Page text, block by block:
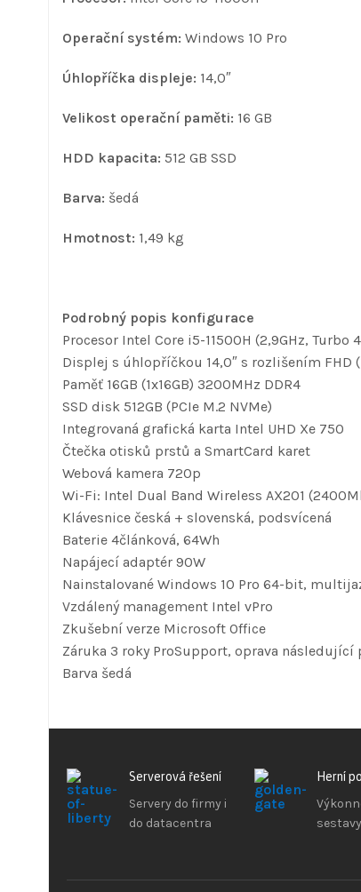
Operační systém: Windows 10 Pro
Úhlopříčka displeje: 14,0″
Velikost operační paměti: 16 GB
HDD kapacita: 512 GB SSD
Barva: šedá
Hmotnost: 1,49 kg
Podrobný popis konfigurace
Procesor Intel Core i5-11500H (2,9GHz, Turbo
Displej s úhlopříčkou 14,0″ s rozlišením FHD
Paměť 16GB (1x16GB) 3200MHz DDR4
SSD disk 512GB (PCIe M.2 NVMe)
Integrovaná grafická karta Intel UHD Xe 750
Čtečka otisků prstů a SmartCard karet
Webová kamera 720p
Wi-Fi: Intel Dual Band Wireless AX201
Klávesnice česká + slovenská, podsvícená
Baterie 4článková, 64Wh
Napájecí adaptér 90W
Nainstalované Windows 10 Pro 64-bit,
Vzdálený management Intel vPro
Zkušební verze Microsoft Office
Záruka 3 roky ProSupport, oprava následující
Barva šedá
Serverová řešení
Servery do firmy i
do datacentra
Herní